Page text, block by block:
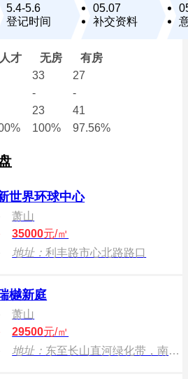
5.4-5.6
登记时间
05.07
补交资料
人才 无房
有房
33
27
-
-
23
41
100% 97.56%
世界环球中心
萧山
35000元/㎡
地址：利丰路市心北路路口
樾新庭
萧山
29500元/㎡
地址： 东至长山直河绿化带，南至后解放绿化带，西至规划宁远路、后解放河绿化带，北至规划恒盛路。